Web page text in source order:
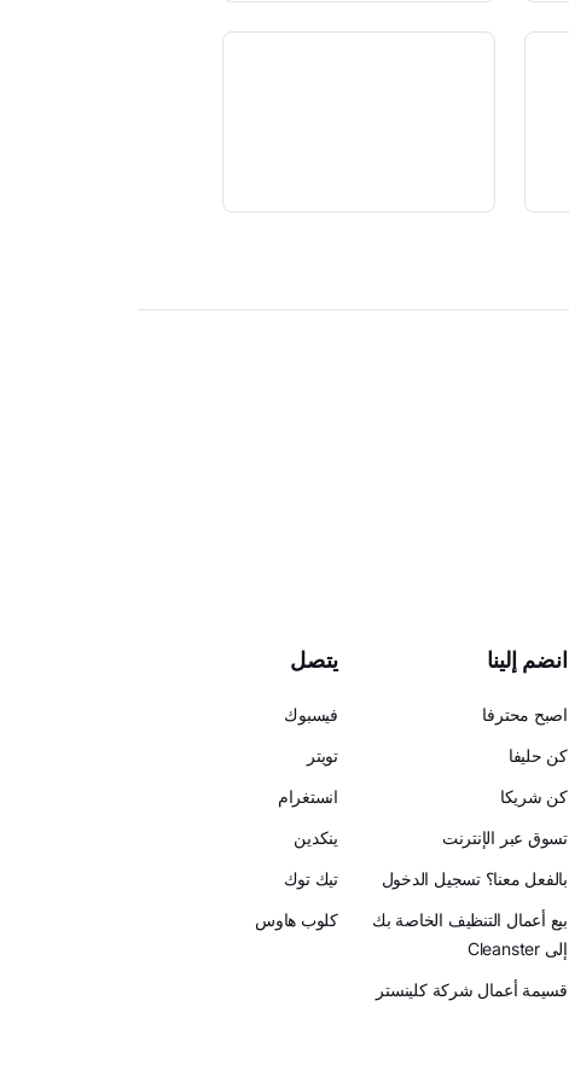
انضم إلينا
اصبح محترفا
كن حليفا
كن شريكا
تسوق عبر الإنترنت
بالفعل معنا؟ تسجيل الدخول
بيع أعمال التنظيف الخاصة بك
إلى Cleanster
قسيمة أعمال شركة كلينستر
يتصل
فيسبوك
تويتر
انستغرام
ينكدين
تيك توك
كلوب هاوس